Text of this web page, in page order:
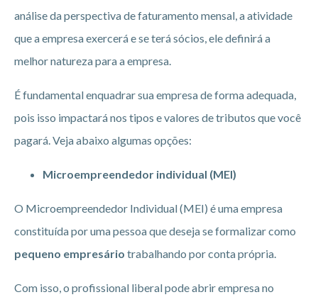
análise da perspectiva de faturamento mensal, a atividade
que a empresa exercerá e se terá sócios, ele definirá a
melhor natureza para a empresa.
É fundamental enquadrar sua empresa de forma adequada,
pois isso impactará nos tipos e valores de tributos que você
pagará. Veja abaixo algumas opções:
Microempreendedor individual (MEI)
O Microempreendedor Individual (MEI) é uma empresa
constituída por uma pessoa que deseja se formalizar como
pequeno empresário trabalhando por conta própria.
Com isso, o profissional liberal pode abrir empresa no